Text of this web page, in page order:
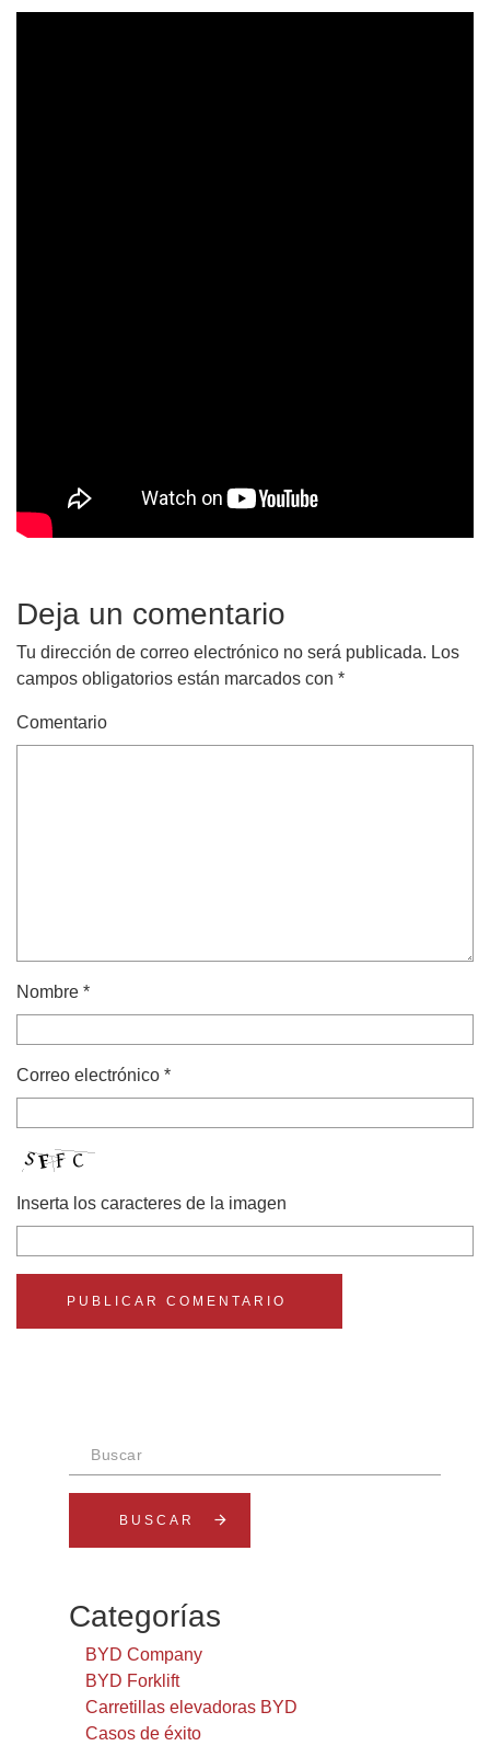
Deja un comentario
Tu dirección de correo electrónico no será publicada. Los
campos obligatorios están marcados con *
Comentario
Nombre *
Correo electrónico *
Inserta los caracteres de la imagen
Buscar
arrow_forward
Categorías
BYD Company
BYD Forklift
Carretillas elevadoras BYD
Casos de éxito